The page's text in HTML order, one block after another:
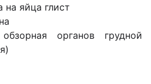
на яйца глист
органов грудной